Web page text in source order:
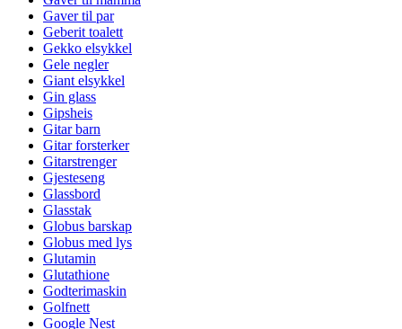
Gaver til par
Geberit toalett
Gekko elsykkel
Gele negler
Giant elsykkel
Gin glass
Gipsheis
Gitar barn
Gitar forsterker
Gitarstrenger
Gjesteseng
Glassbord
Glasstak
Globus barskap
Globus med lys
Glutamin
Glutathione
Godterimaskin
Golfnett
Google Nest